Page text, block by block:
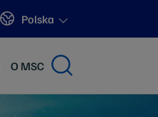
Sites
Polska
O MSC